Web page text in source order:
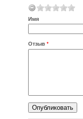
Имя
Отзыв *